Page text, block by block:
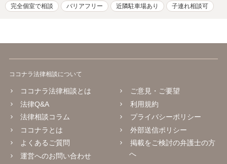
完全個室で相談 バリアフリー 近隣駐車場あり 子連れ相談可
ココナラ法律相談について
ココナラ法律相談とは
法律Q&A
法律相談コラム
ココナラとは
よくあるご質問
運営へのお問い合わせ
ご意見・ご要望
利用規約
プライバシーポリシー
外部送信ポリシー
掲載をご検討の弁護士の方
へ